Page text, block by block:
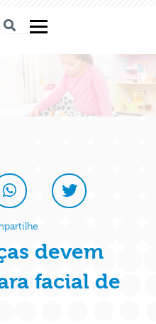
devem
facial de